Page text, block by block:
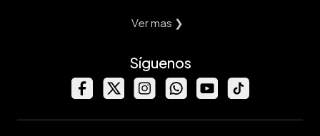
Ver mas ❯
Síguenos